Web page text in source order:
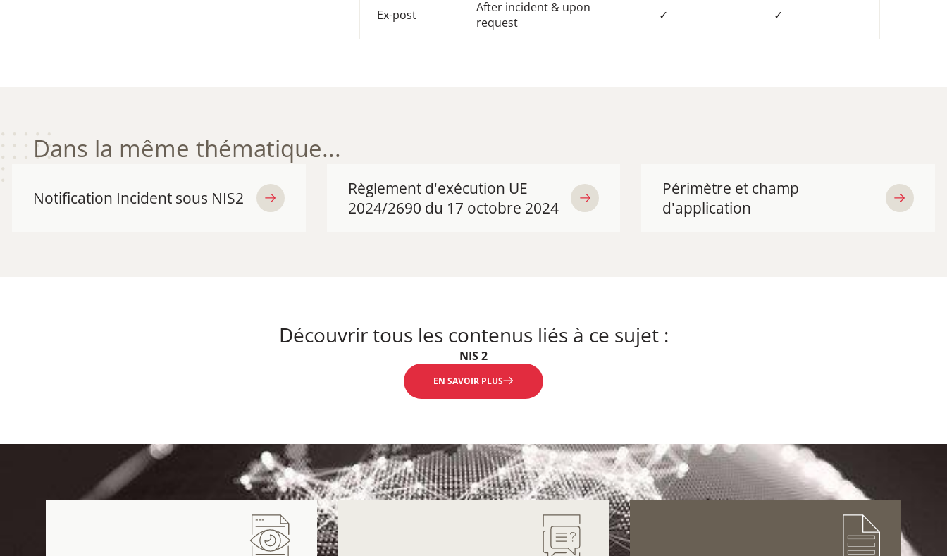
Ex-post
After incident & upon
request
✓ ✓
Dans la même thématique...
Notification Incident sous NIS2
Règlement d'exécution UE
2024/2690 du 17 octobre 2024
Périmètre et champ
d'application
Découvrir tous les contenus liés à ce sujet :
NIS 2
EN SAVOIR PLUS